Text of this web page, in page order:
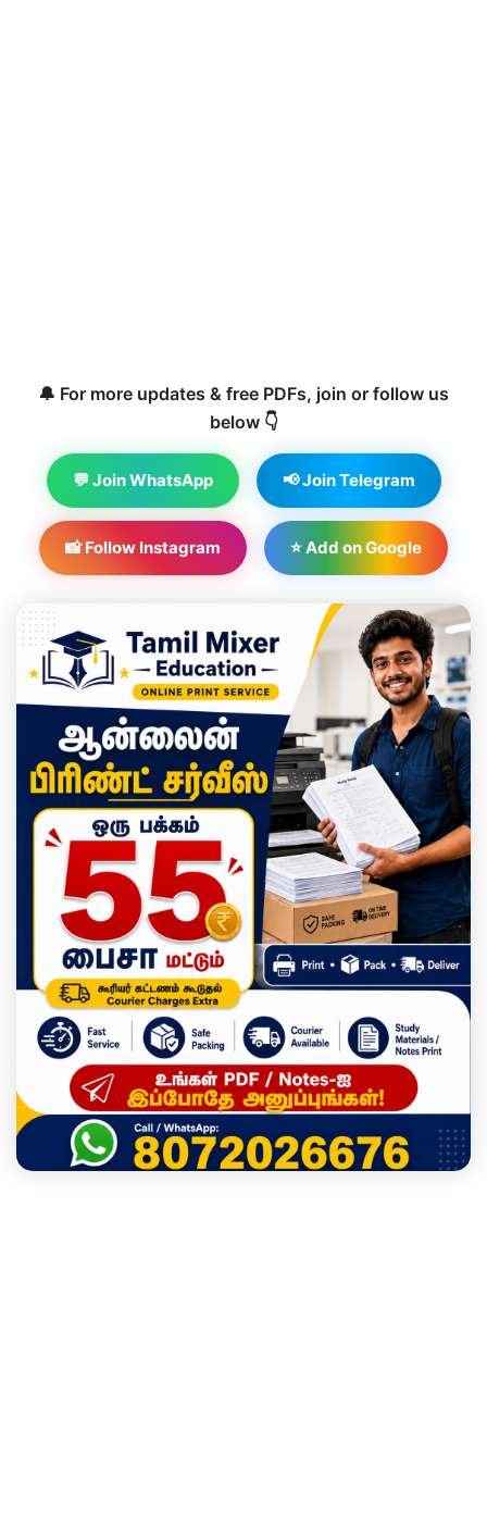
🔔 For more updates & free PDFs, join or follow us
below 👇
💬 Join WhatsApp 📢 Join Telegram
📸 Follow Instagram ⭐ Add on Google